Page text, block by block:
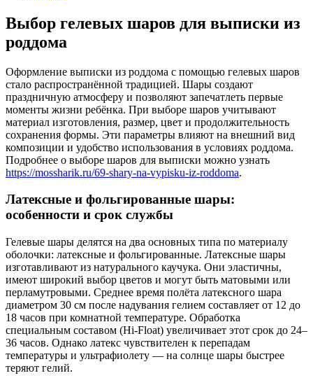
Выбор гелевых шаров для выписки из
роддома
Оформление выписки из роддома с помощью гелевых шаров
стало распространённой традицией. Шары создают
праздничную атмосферу и позволяют запечатлеть первые
моменты жизни ребёнка. При выборе шаров учитывают
материал изготовления, размер, цвет и продолжительность
сохранения формы. Эти параметры влияют на внешний вид
композиции и удобство использования в условиях роддома.
Подробнее о выборе шаров для выписки можно узнать
https://mossharik.ru/69-shary-na-vypisku-iz-roddoma.
Латексные и фольгированные шары:
особенности и срок службы
Гелевые шары делятся на два основных типа по материалу
оболочки: латексные и фольгированные. Латексные шары
изготавливают из натурального каучука. Они эластичны,
имеют широкий выбор цветов и могут быть матовыми или
перламутровыми. Среднее время полёта латексного шара
диаметром 30 см после надувания гелием составляет от 12 до
18 часов при комнатной температуре. Обработка
специальным составом (Hi-Float) увеличивает этот срок до 24–
36 часов. Однако латекс чувствителен к перепадам
температуры и ультрафиолету — на солнце шары быстрее
теряют гелий.